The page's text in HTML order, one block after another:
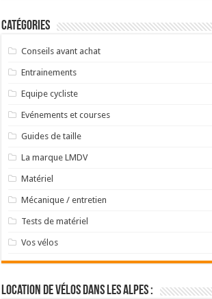
Catégories
Conseils avant achat
Entrainements
Equipe cycliste
Evénements et courses
Guides de taille
La marque LMDV
Matériel
Mécanique / entretien
Tests de matériel
Vos vélos
Location de vélos dans les Alpes :